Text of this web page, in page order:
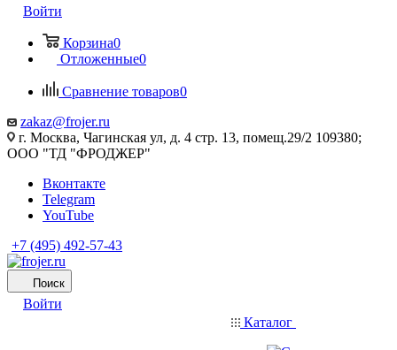
Войти
Корзина0
Отложенные0
Сравнение товаров0
zakaz@frojer.ru
г. Москва, Чагинская ул, д. 4 стр. 13, помещ.29/2 109380;
ООО "ТД "ФРОДЖЕР"
Вконтакте
Telegram
YouTube
+7 (495) 492-57-43
Поиск
Войти
Каталог